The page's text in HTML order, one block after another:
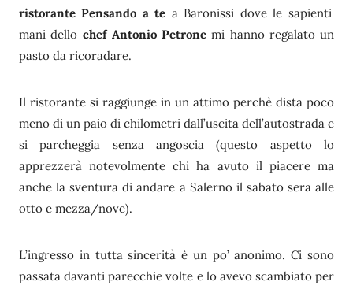
ristorante Pensando a te a Baronissi dove le sapienti
mani dello chef Antonio Petrone mi hanno regalato un
pasto da ricoradare.
Il ristorante si raggiunge in un attimo perchè dista poco
meno di un paio di chilometri dall’uscita dell’autostrada e
si parcheggia senza angoscia (questo aspetto lo
apprezzerà notevolmente chi ha avuto il piacere ma
anche la sventura di andare a Salerno il sabato sera alle
otto e mezza/nove).
L’ingresso in tutta sincerità è un po’ anonimo. Ci sono
passata davanti parecchie volte e lo avevo scambiato per